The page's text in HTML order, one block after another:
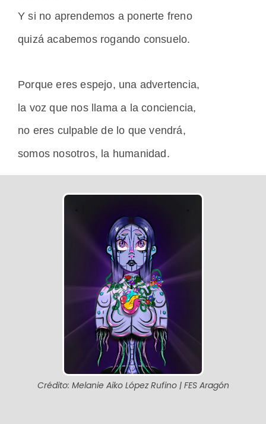
Crédito: Melanie Aiko López Rufino | FES Aragón
Y si no aprendemos a ponerte freno
quizá acabemos rogando consuelo.
Porque eres espejo, una advertencia,
la voz que nos llama a la conciencia,
no eres culpable de lo que vendrá,
somos nosotros, la humanidad.